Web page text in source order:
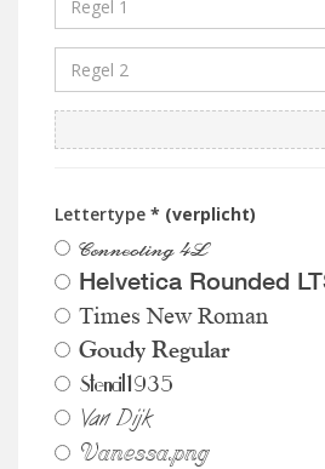
Lettertype * (verplicht)
Connecting 4L
Helvetica Rounded
Times New Roman
Goudy Regular
Stencil1935
Van Dijk
Vanessa.png